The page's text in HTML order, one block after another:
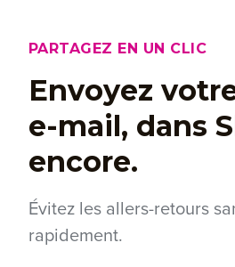
PARTAGEZ EN UN CLIC
Envoyez
e-mail, dans
encore.
Évitez les allers-retours
rapidement.